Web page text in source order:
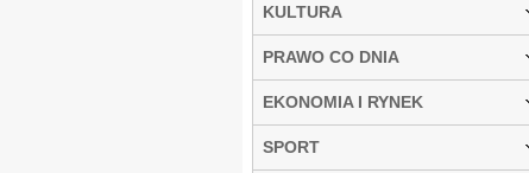
KULTURA
PRAWO CO DNIA
EKONOMIA I RYNEK
SPORT